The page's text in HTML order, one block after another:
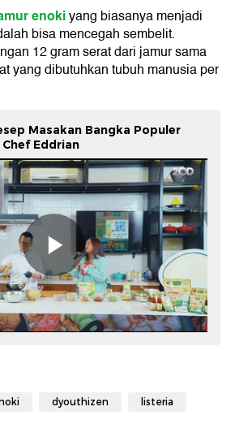
enokiyang biasanya menjadi
bisa mencegah sembelit.
12 gram serat dari jamur sama
yang dibutuhkan tubuh manusia per
Masakan Bangka Populer
Eddrian
dyouthizen listeria